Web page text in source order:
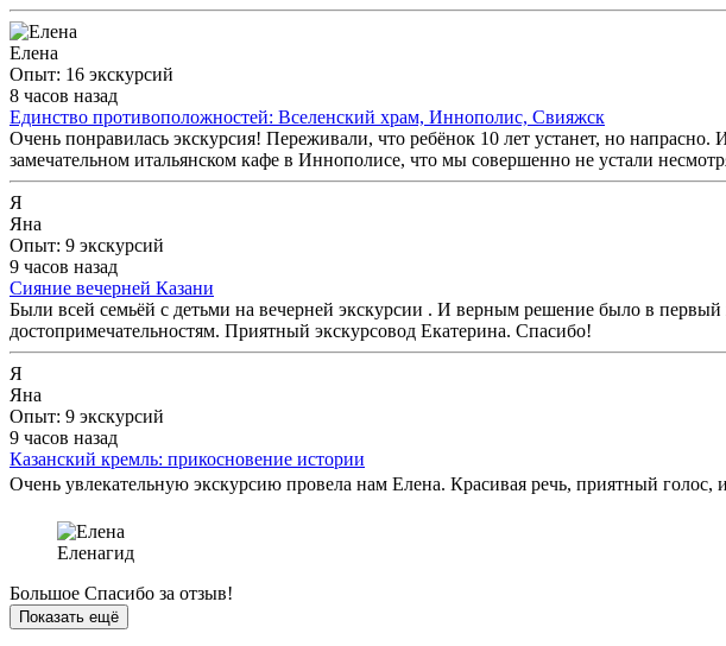
Елена
Опыт: 16 экскурсий
8 часов назад
Единство противоположностей: Вселенский храм, Иннополис, Свияжск
Очень понравилась экскурсия! Переживали, что ребёнок 10 лет устанет, но
замечательном итальянском кафе в Иннополисе, что мы совершенно не устали
Я
Яна
Опыт: 9 экскурсий
9 часов назад
Сияние вечерней Казани
Были всей семьёй с детьми на вечерней экскурсии . И верным решение было в
достопримечательностям. Приятный экскурсовод Екатерина. Спасибо!
Я
Яна
Опыт: 9 экскурсий
9 часов назад
Казанский кремль: прикосновение истории
Очень увлекательную экскурсию провела нам Елена. Красивая речь, приятный
Еленагид
Большое Спасибо за отзыв!
Показать ещё